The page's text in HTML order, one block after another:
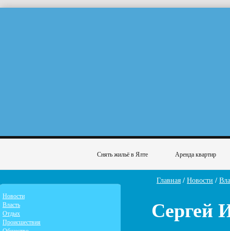
Снять жильё в Ялте Аренда квартир
Главная / Новости /
Сергей
Новости
Власть
Отдых
Происшествия